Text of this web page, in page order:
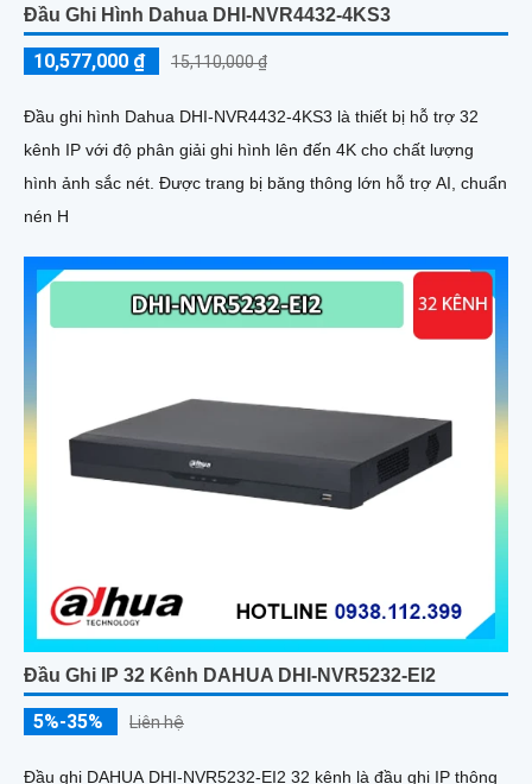
Đầu Ghi Hình Dahua DHI-NVR4432-4KS3
10,577,000 ₫ 15,110,000 ₫
Đầu ghi hình Dahua DHI-NVR4432-4KS3 là thiết bị hỗ trợ 32
kênh IP với độ phân giải ghi hình lên đến 4K cho chất lượng
hình ảnh sắc nét. Được trang bị băng thông lớn hỗ trợ AI, chuẩn
nén H
Đầu Ghi IP 32 Kênh DAHUA DHI-NVR5232-EI2
5%-35% Liên hệ
Đầu ghi DAHUA DHI-NVR5232-EI2 32 kênh là đầu ghi IP thông